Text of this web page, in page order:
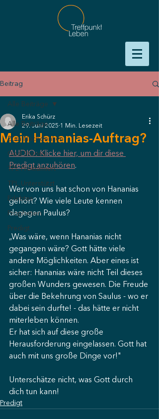
Beitrag
Alle Beiträge
Zum Nachdenken
God Stories
TPL Proklamiert
TPL Unterstützt
Erlebtes
Prophetien
Predigt
Alle Beiträge
Mein Hananias-Auftrag?
Erika Schürz
29. Juni 2025 1 Min. Lesezeit
AUDIO: Klicke hier, um dir diese
Predigt anzuhören.
Wer von uns hat schon von Hananias
gehört? Wie viele Leute kennen
dagegen Paulus?
„Was wäre, wenn Hananias nicht
gegangen wäre? Gott hätte viele
andere Möglichkeiten. Aber eines ist
sicher: Hananias wäre nicht Teil dieses
großen Wunders gewesen. Die Freude
über die Bekehrung von Saulus - wo er
dabei sein durfte! - das hätte er nicht
miterleben können.
Er hat sich auf diese große
Herausforderung eingelassen. Gott hat
auch mit uns große Dinge vor!"
Unterschätze nicht, was Gott durch
dich tun kann!
Predigt